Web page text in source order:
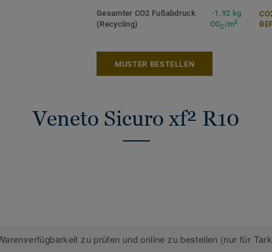
Gesamter CO2 Fußabdruck
(Recycling)
-1.92 kg
CO2/m2
MUSTER BESTELLEN
Veneto Sicuro xf² R10
zu prüfen und online zu bestellen (nur für